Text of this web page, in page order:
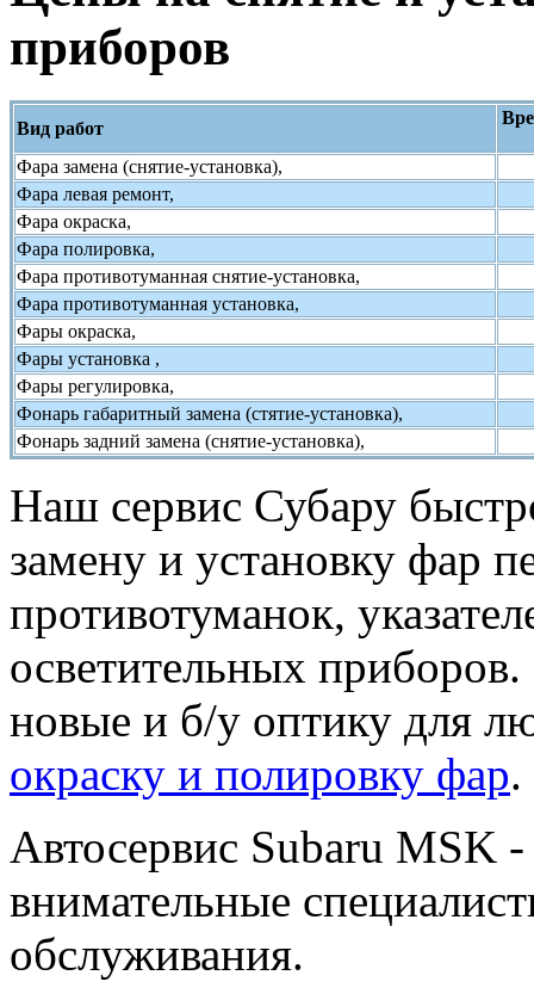
приборов
Вид работ
Фара замена (снятие-установка),
Фара левая ремонт,
Фара окраска,
Фара полировка,
Фара противотуманная снятие-установка,
Фара противотуманная установка,
Фары окраска,
Фары установка ,
Фары регулировка,
Фонарь габаритный замена (стятие-установка),
Фонарь задний замена (снятие-установка),
Наш сервис Субару
замену и установку фар
противотуманок,
осветительных
новые и б/у оптику для
окраску и полировку фар.
Автосервис Subaru MSK
внимательные
обслуживания.